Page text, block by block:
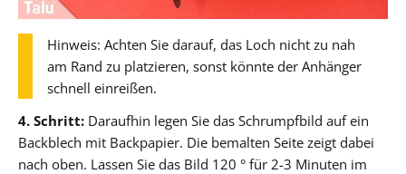
Hinweis: Achten Sie darauf, das Loch nicht zu nah
am Rand zu platzieren, sonst könnte der Anhänger
schnell einreißen.
4. Schritt: Daraufhin legen Sie das Schrumpfbild auf ein
Backblech mit Backpapier. Die bemalten Seite zeigt dabei
nach oben. Lassen Sie das Bild 120 ° für 2-3 Minuten im